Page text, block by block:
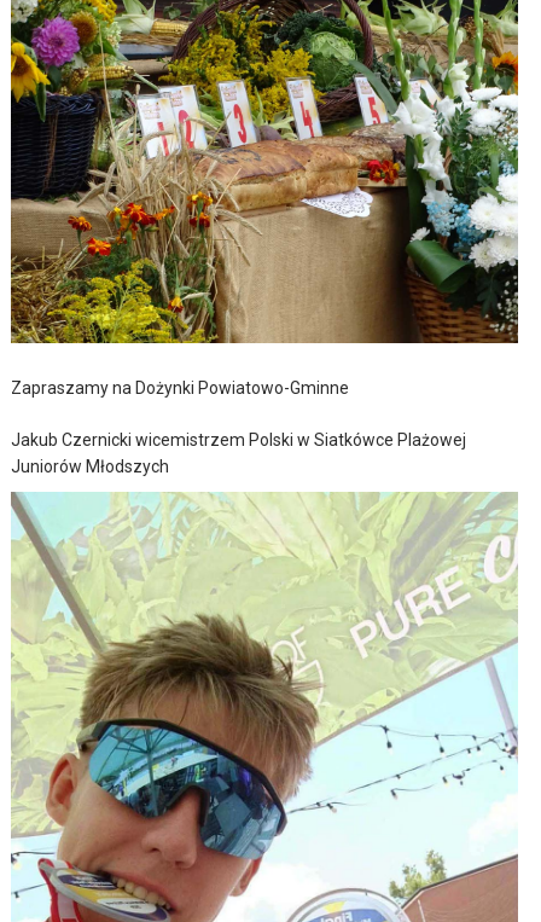
Zapraszamy na Dożynki Powiatowo-Gminne
Jakub Czernicki wicemistrzem Polski w Siatkówce Plażowej
Juniorów Młodszych